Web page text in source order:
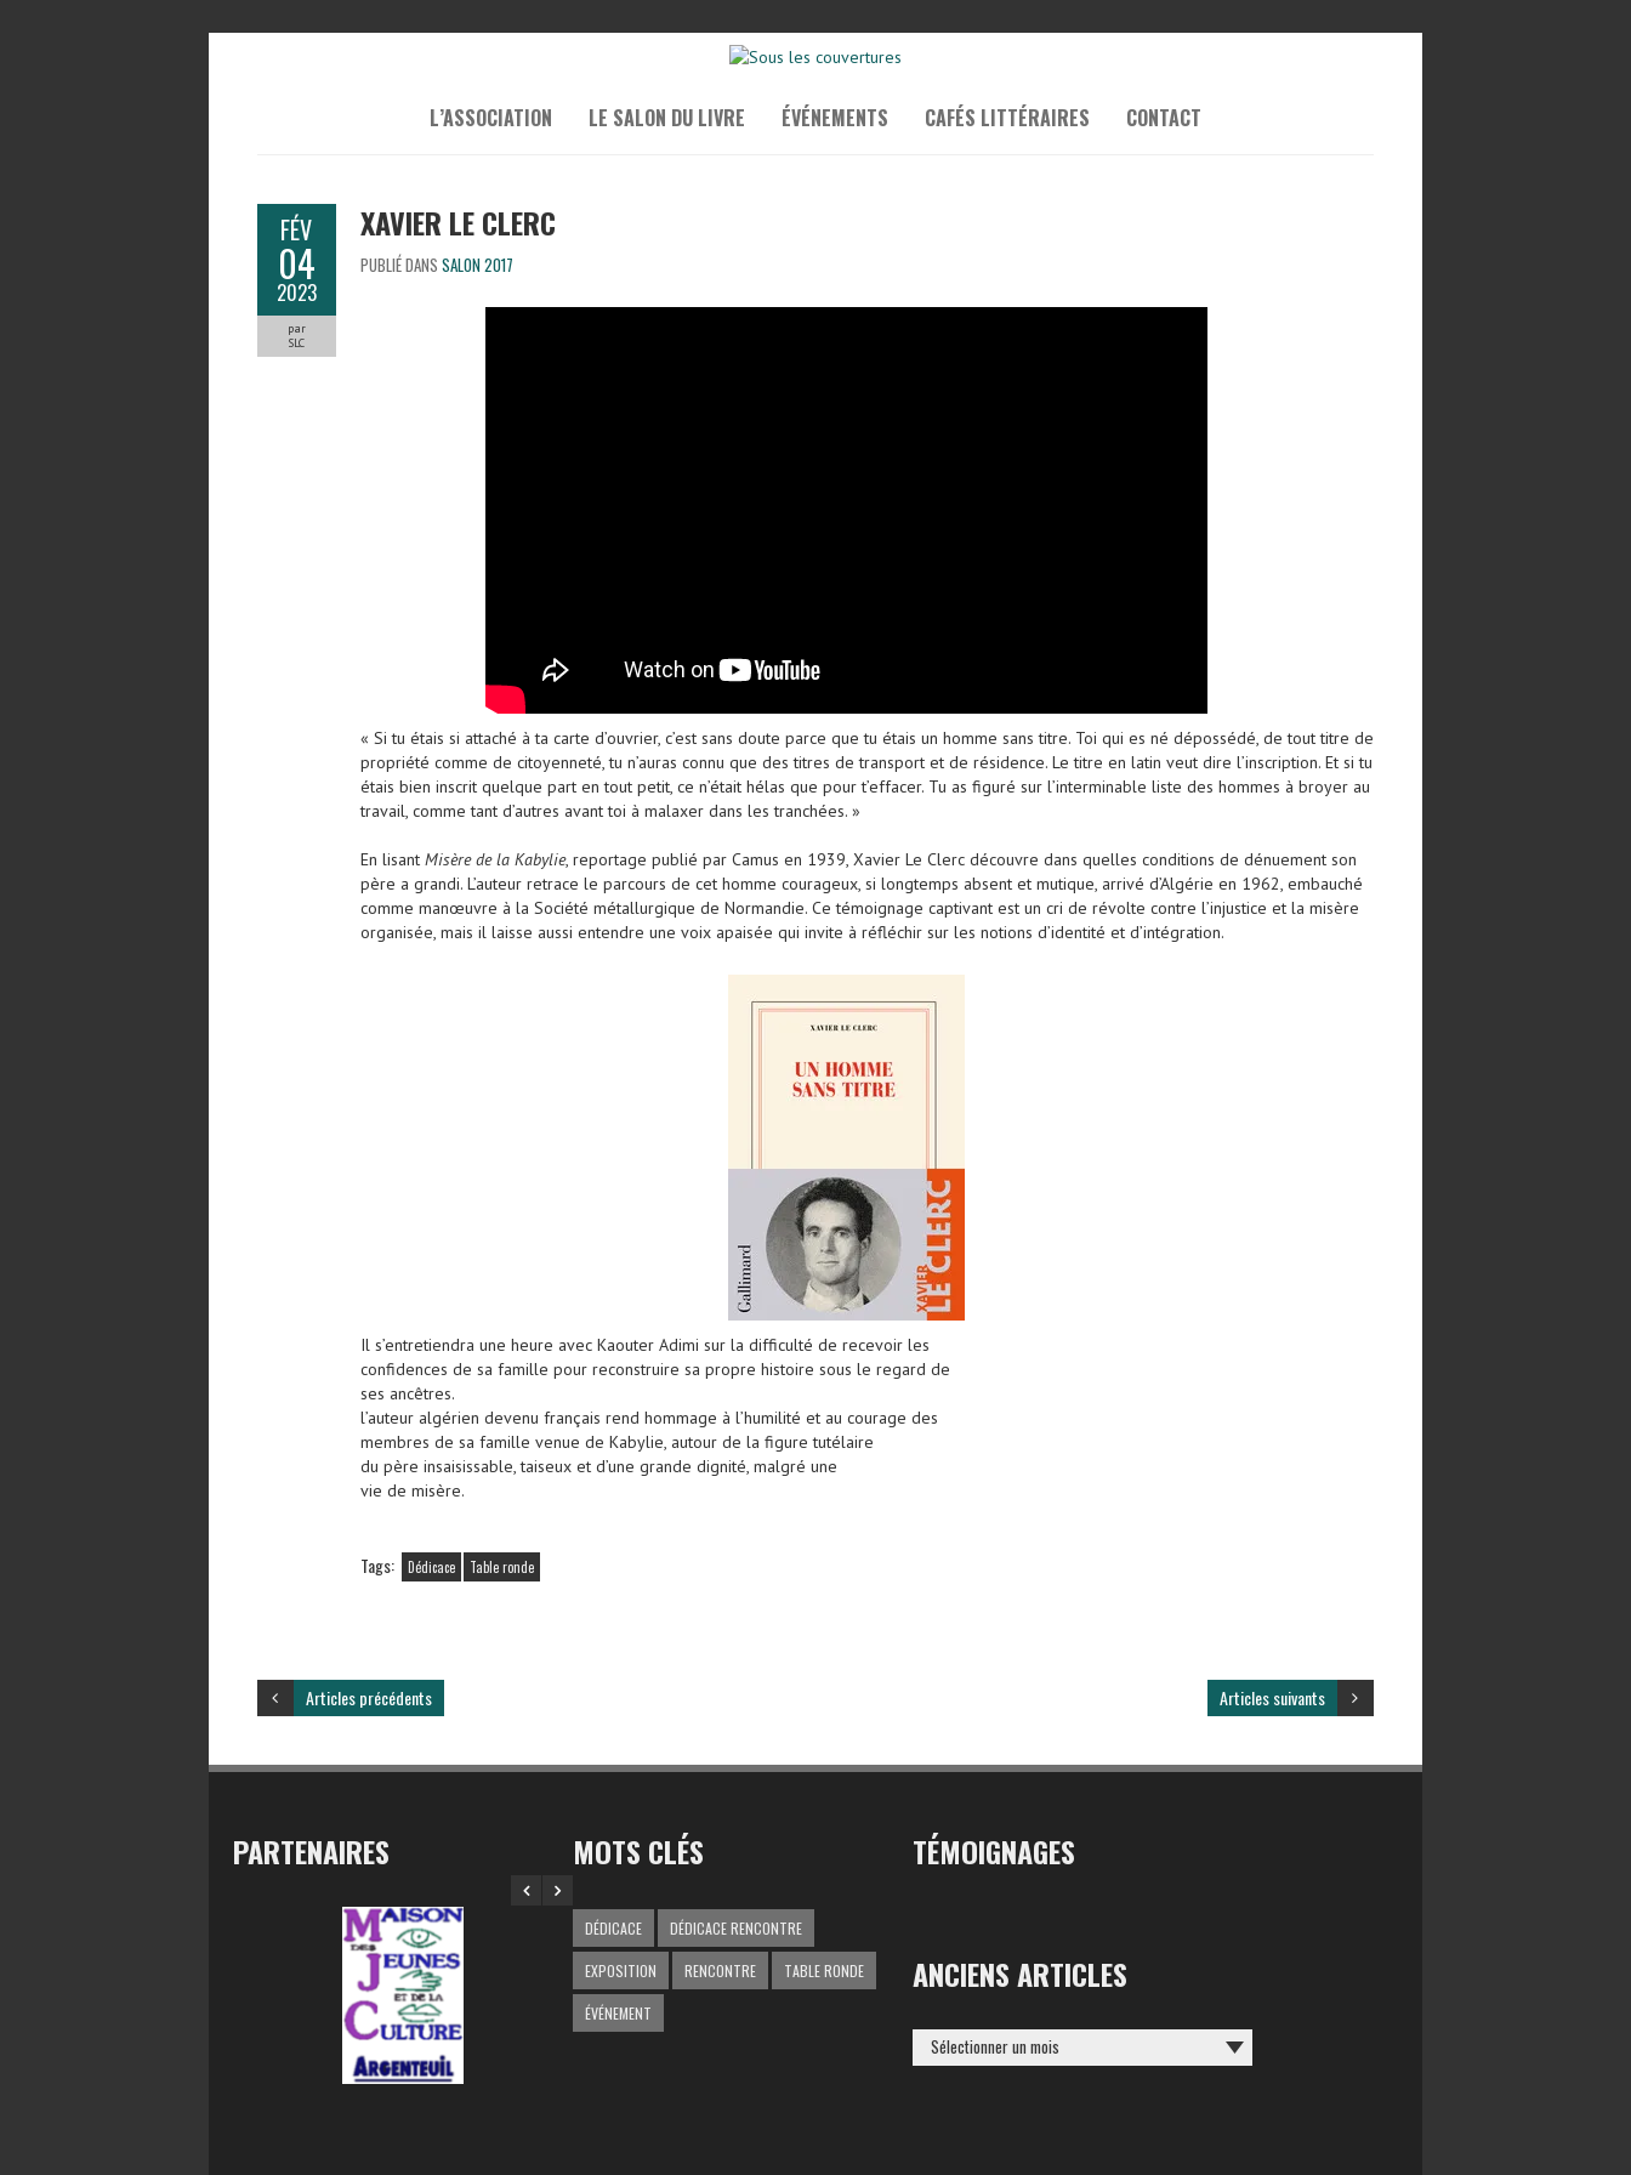
L’ASSOCIATION LE SALON DU LIVRE ÉVÉNEMENTS CAFÉS LITTÉRAIRES CONTACT
FÉV
04
2023
par
SLC
XAVIER LE CLERC
PUBLIÉ DANS SALON 2017
« Si tu étais si attaché à ta carte d’ouvrier, c’est sans doute parce que tu étais un homme sans titre. Toi qui es né dépossédé, de tout titre de
propriété comme de citoyenneté, tu n’auras connu que des titres de transport et de résidence. Le titre en latin veut dire l’inscription. Et si tu
étais bien inscrit quelque part en tout petit, ce n’était hélas que pour t’effacer. Tu as figuré sur l’interminable liste des hommes à broyer au
travail, comme tant d’autres avant toi à malaxer dans les tranchées. »
En lisant Misère de la Kabylie, reportage publié par Camus en 1939, Xavier Le Clerc découvre dans quelles conditions de dénuement son
père a grandi. L’auteur retrace le parcours de cet homme courageux, si longtemps absent et mutique, arrivé d’Algérie en 1962, embauché
comme manœuvre à la Société métallurgique de Normandie. Ce témoignage captivant est un cri de révolte contre l’injustice et la misère
organisée, mais il laisse aussi entendre une voix apaisée qui invite à réfléchir sur les notions d’identité et d’intégration.
Il s’entretiendra une heure avec Kaouter Adimi sur la difficulté de recevoir les
confidences de sa famille pour reconstruire sa propre histoire sous le regard de
ses ancêtres.
l’auteur algérien devenu français rend hommage à l’humilité et au courage des
membres de sa famille venue de Kabylie, autour de la figure tutélaire
du père insaisissable, taiseux et d’une grande dignité, malgré une
vie de misère.
Tags: Dédicace Table ronde
Articles suivants
Articles précédents
PARTENAIRES MOTS CLÉS
DÉDICACE DÉDICACE RENCONTRE
EXPOSITION RENCONTRE TABLE RONDE
ÉVÉNEMENT
TÉMOIGNAGES
ANCIENS ARTICLES
ANCIENS